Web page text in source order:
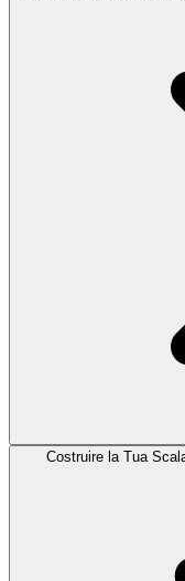
Costruire la Tua